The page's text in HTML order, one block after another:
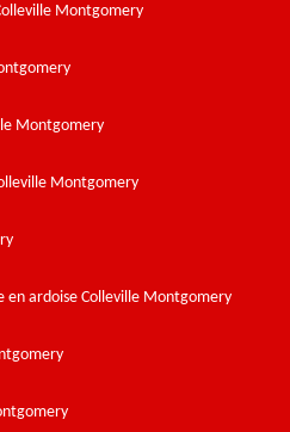
Montgomery
Montgomery
Montgomery
ardoise Colleville Montgomery